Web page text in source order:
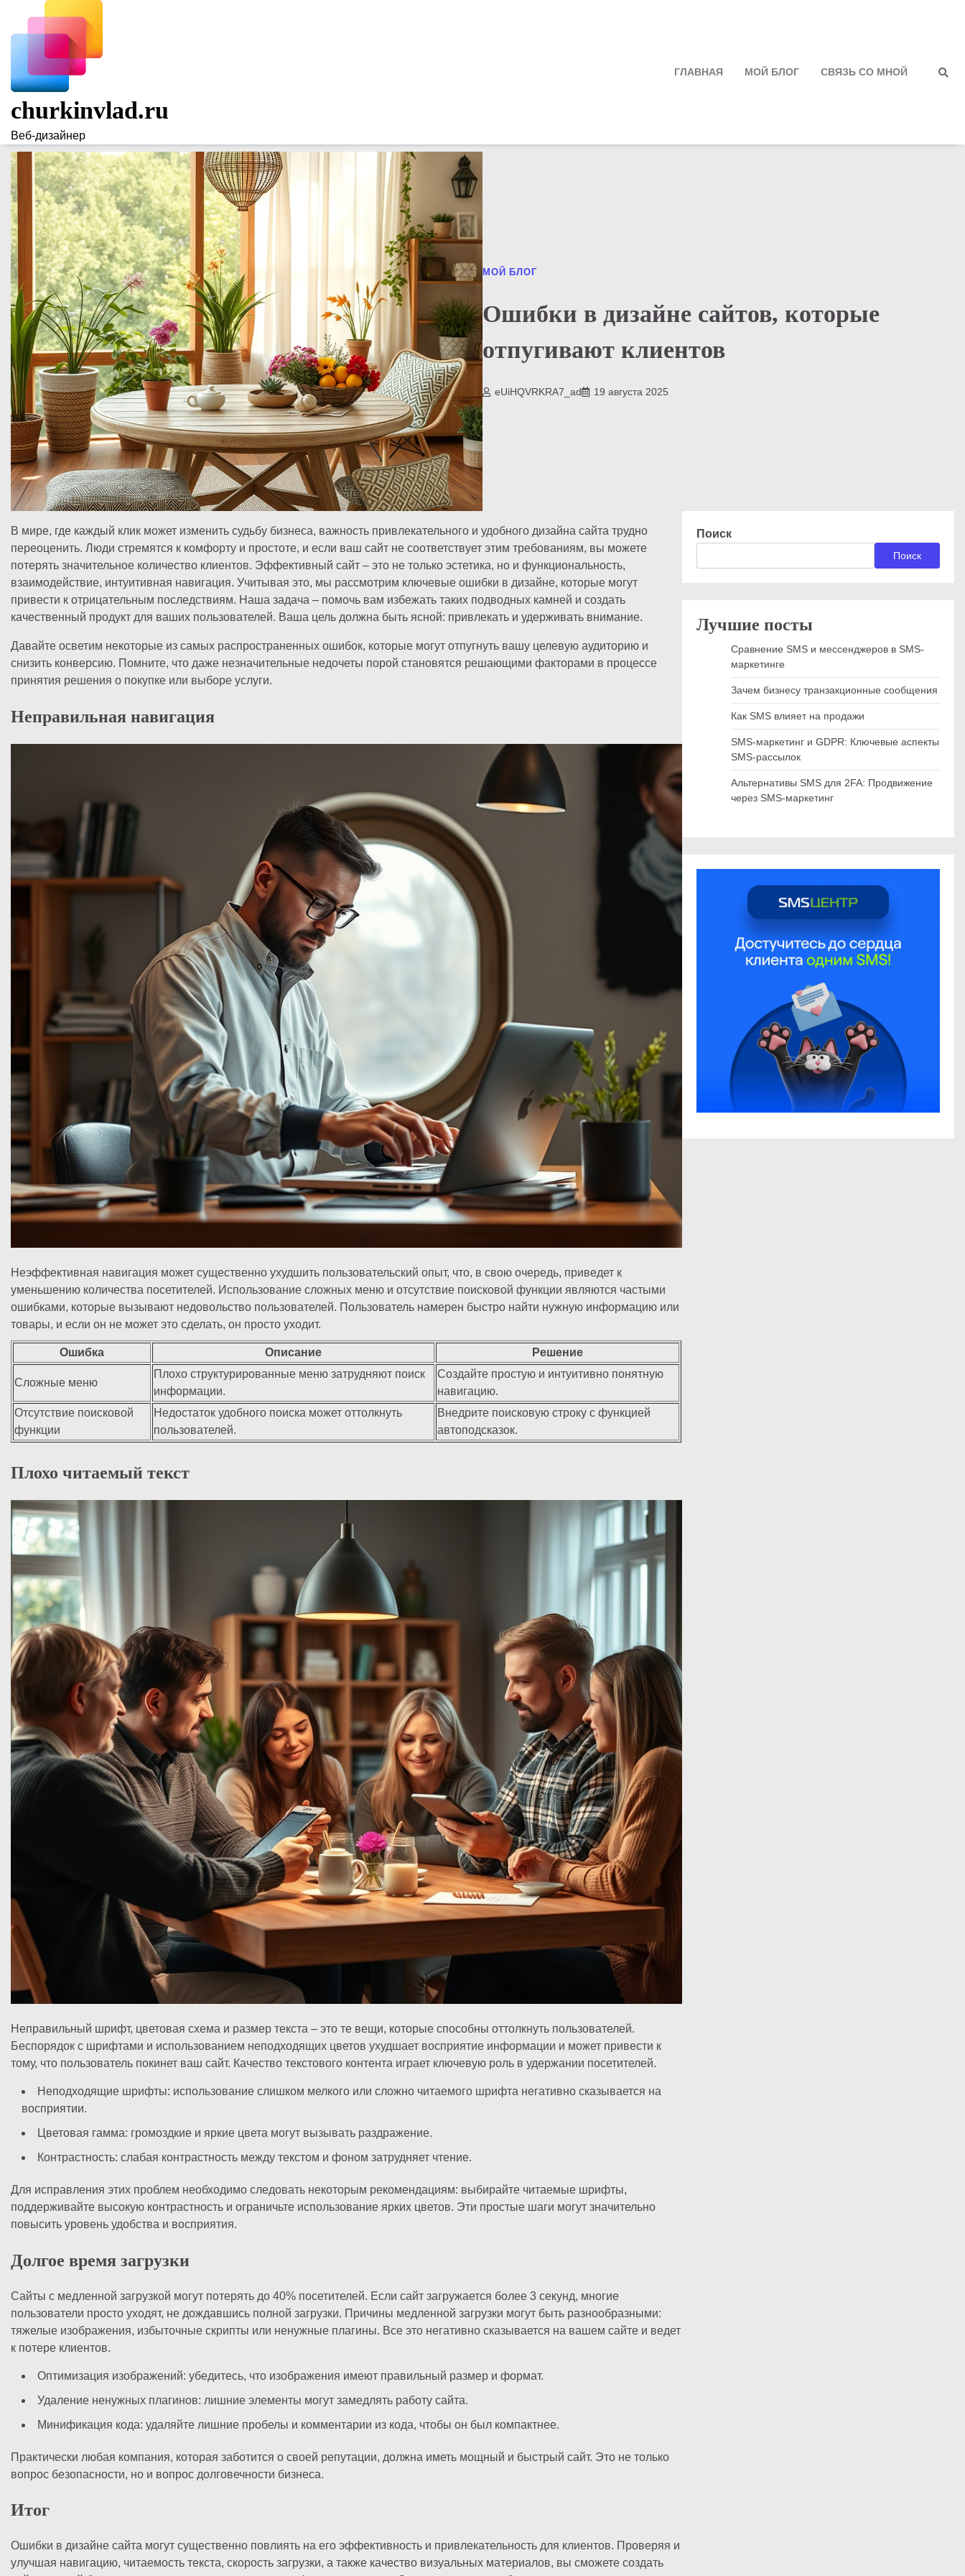
content
churkinvlad.ru
Веб-дизайнер
ГЛАВНАЯ МОЙ БЛОГ СВЯЗЬ СО МНОЙ
МОЙ БЛОГ
Ошибки в дизайне сайтов, которые
отпугивают клиентов
eUiHQVRKRA7_ad 19 августа 2025
В мире, где каждый клик может изменить судьбу бизнеса, важность привлекательного и удобного дизайна сайта трудно
переоценить. Люди стремятся к комфорту и простоте, и если ваш сайт не соответствует этим требованиям, вы можете
потерять значительное количество клиентов. Эффективный сайт – это не только эстетика, но и функциональность,
взаимодействие, интуитивная навигация. Учитывая это, мы рассмотрим ключевые ошибки в дизайне, которые могут
привести к отрицательным последствиям. Наша задача – помочь вам избежать таких подводных камней и создать
качественный продукт для ваших пользователей. Ваша цель должна быть ясной: привлекать и удерживать внимание.
Давайте осветим некоторые из самых распространенных ошибок, которые могут отпугнуть вашу целевую аудиторию и
снизить конверсию. Помните, что даже незначительные недочеты порой становятся решающими факторами в процессе
принятия решения о покупке или выборе услуги.
Неправильная навигация
Неэффективная навигация может существенно ухудшить пользовательский опыт, что, в свою очередь, приведет к
уменьшению количества посетителей. Использование сложных меню и отсутствие поисковой функции являются частыми
ошибками, которые вызывают недовольство пользователей. Пользователь намерен быстро найти нужную информацию или
товары, и если он не может это сделать, он просто уходит.
Ошибка Описание Решение
Сложные меню
Плохо структурированные меню затрудняют поиск
информации.
Создайте простую и интуитивно понятную
навигацию.
Отсутствие поисковой
функции
Недостаток удобного поиска может оттолкнуть
пользователей.
Внедрите поисковую строку с функцией
автоподсказок.
Плохо читаемый текст
Неправильный шрифт, цветовая схема и размер текста – это те вещи, которые способны оттолкнуть пользователей.
Беспорядок с шрифтами и использованием неподходящих цветов ухудшает восприятие информации и может привести к
тому, что пользователь покинет ваш сайт. Качество текстового контента играет ключевую роль в удержании посетителей.
Неподходящие шрифты: использование слишком мелкого или сложно читаемого шрифта негативно сказывается на
восприятии.
Цветовая гамма: громоздкие и яркие цвета могут вызывать раздражение.
Контрастность: слабая контрастность между текстом и фоном затрудняет чтение.
Для исправления этих проблем необходимо следовать некоторым рекомендациям: выбирайте читаемые шрифты,
поддерживайте высокую контрастность и ограничьте использование ярких цветов. Эти простые шаги могут значительно
повысить уровень удобства и восприятия.
Долгое время загрузки
Сайты с медленной загрузкой могут потерять до 40% посетителей. Если сайт загружается более 3 секунд, многие
пользователи просто уходят, не дождавшись полной загрузки. Причины медленной загрузки могут быть разнообразными:
тяжелые изображения, избыточные скрипты или ненужные плагины. Все это негативно сказывается на вашем сайте и ведет
к потере клиентов.
Оптимизация изображений: убедитесь, что изображения имеют правильный размер и формат.
Удаление ненужных плагинов: лишние элементы могут замедлять работу сайта.
Минификация кода: удаляйте лишние пробелы и комментарии из кода, чтобы он был компактнее.
Практически любая компания, которая заботится о своей репутации, должна иметь мощный и быстрый сайт. Это не только
вопрос безопасности, но и вопрос долговечности бизнеса.
Итог
Ошибки в дизайне сайта могут существенно повлиять на его эффективность и привлекательность для клиентов. Проверяя и
улучшая навигацию, читаемость текста, скорость загрузки, а также качество визуальных материалов, вы сможете создать
Поиск
Поиск
Лучшие посты
Сравнение SMS и мессенджеров в SMS-
маркетинге
Зачем бизнесу транзакционные сообщения
Как SMS влияет на продажи
SMS-маркетинг и GDPR: Ключевые аспекты
SMS-рассылок
Альтернативы SMS для 2FA: Продвижение
через SMS-маркетинг